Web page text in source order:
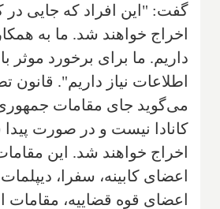
گفت: "این افراد که جایی در
اخراج خواهند شد. ما به
داریم. ما برای برخورد موثر
اطلاعات نیاز داریم". قانون
می‌گوید جای مقامات
کانادا نیست و در صورت پیدا
اخراج خواهند شد. این
اعضای کابینه، سفرا،
اعضای قوه قضاییه،